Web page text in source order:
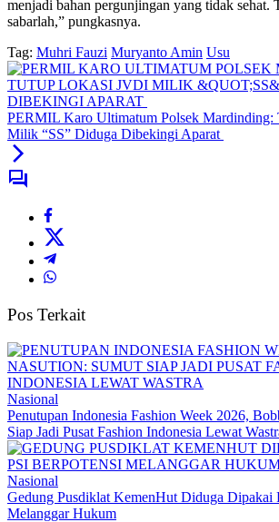
menjadi bahan pergunjingan yang tidak sehat.
sabarlah,” pungkasnya.
Tag: Muhri Fauzi Muryanto Amin Usu
PERMIL Karo Ultimatum Polsek Mardinding:
Milik “SS” Diduga Dibekingi Aparat
Pos Terkait
Nasional
Penutupan Indonesia Fashion Week 2026,
Siap Jadi Pusat Fashion Indonesia Lewat
Nasional
Gedung Pusdiklat KemenHut Diduga Dipakai
Melanggar Hukum